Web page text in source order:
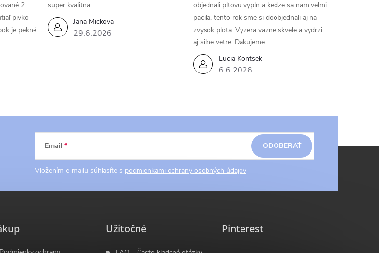
2
pivko
je pekné
Jana Mickova
29.6.2026
super kvalitna.
Lucia Kontsek
6.6.2026
objednali pltovu vypln a kedze sa nam velmi
pacila, tento rok sme si doobjednali aj na
zvysok plota. Vyzera vazne skvele a vydrzi
aj silne vetre. Dakujeme
Email
Vložením e-mailu súhlasíte s podmienkami ochrany osobných údajov
ODOBERAŤ
Užitočné Pinterest